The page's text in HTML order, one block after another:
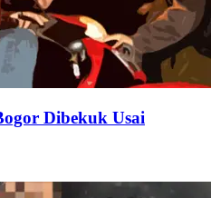
Dibekuk Usai